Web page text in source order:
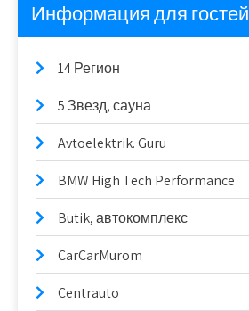
Информация для гостей
14 Регион
5 Звезд, сауна
Avtoelektrik. Guru
BMW High Tech Performance
Butik, автокомплекс
CarCarMurom
Centrauto